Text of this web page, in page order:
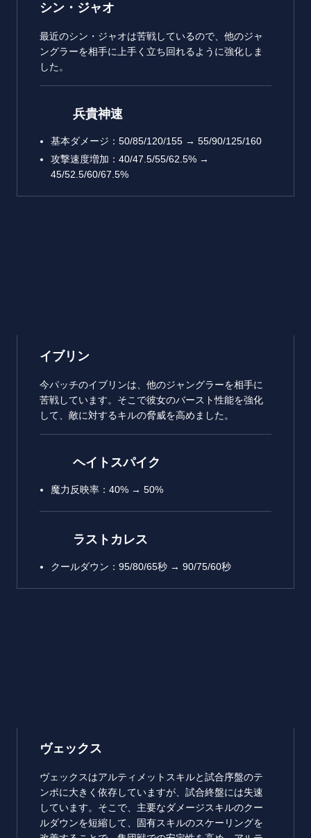
シン・ジャオ
最近のシン・ジャオは苦戦しているので、他のジャ
ングラーを相手に上手く立ち回れるように強化しま
した。
兵貴神速
基本ダメージ：50/85/120/155 → 55/90/125/160
攻撃速度増加：40/47.5/55/62.5% →
45/52.5/60/67.5%
イブリン
今パッチのイブリンは、他のジャングラーを相手に
苦戦しています。そこで彼女のバースト性能を強化
して、敵に対するキルの脅威を高めました。
ヘイトスパイク
魔力反映率：40% → 50%
ラストカレス
クールダウン：95/80/65秒 → 90/75/60秒
ヴェックス
ヴェックスはアルティメットスキルと試合序盤のテ
ンポに大きく依存していますが、試合終盤には失速
しています。そこで、主要なダメージスキルのクー
ルダウンを短縮して、固有スキルのスケーリングを